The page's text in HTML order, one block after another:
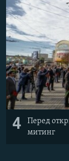
4
Перед
митинг